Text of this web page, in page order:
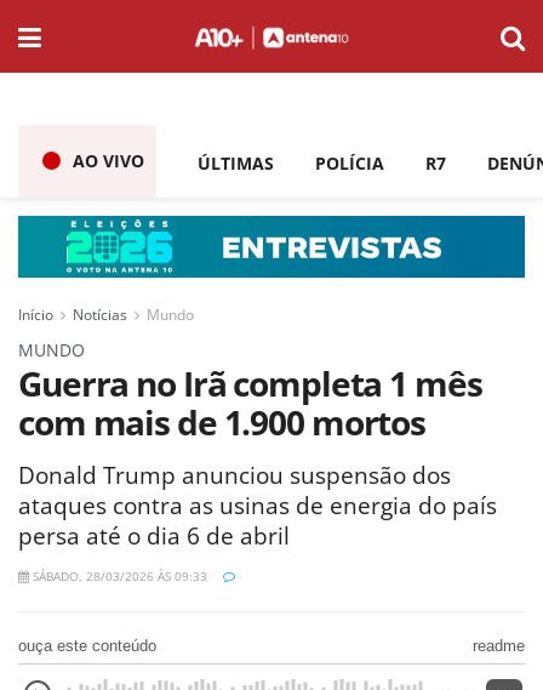
AO VIVO ÚLTIMAS POLÍCIA R7
Início Notícias Mundo
MUNDO
Guerra no Irã completa 1 mês
com mais de 1.900 mortos
Donald Trump anunciou suspensão dos
ataques contra as usinas de energia do país
persa até o dia 6 de abril
SÁBADO, 28/03/2026 ÀS 09:33
ouça este conteúdo readme